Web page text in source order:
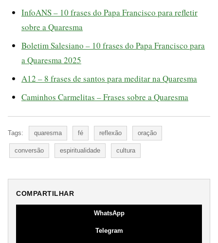
InfoANS – 10 frases do Papa Francisco para refletir
sobre a Quaresma
Boletim Salesiano – 10 frases do Papa Francisco para
a Quaresma 2025
A12 – 8 frases de santos para meditar na Quaresma
Caminhos Carmelitas – Frases sobre a Quaresma
Tags: quaresma fé reflexão oração
conversão espiritualidade cultura
COMPARTILHAR
WhatsApp
Telegram